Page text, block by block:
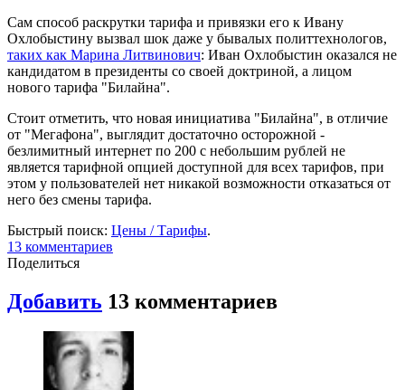
Сам способ раскрутки тарифа и привязки его к Ивану
Охлобыстину вызвал шок даже у бывалых политтехнологов,
таких как Марина Литвинович: Иван Охлобыстин оказался не
кандидатом в президенты со своей доктриной, а лицом
нового тарифа "Билайна".
Стоит отметить, что новая инициатива "Билайна", в отличие
от "Мегафона", выглядит достаточно осторожной -
безлимитный интернет по 200 с небольшим рублей не
является тарифной опцией доступной для всех тарифов, при
этом у пользователей нет никакой возможности отказаться от
него без смены тарифа.
Быстрый поиск: Цены / Тарифы.
13 комментариев
Поделиться
Добавить 13 комментариев